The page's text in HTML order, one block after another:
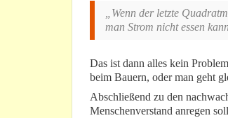
„Wenn der letzte
man Strom nicht essen
Das ist dann alles kein
beim Bauern, oder man geht
Abschließend zu den
Menschenverstand anregen